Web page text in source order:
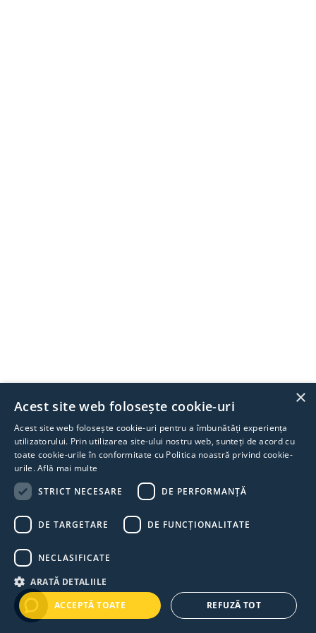
×
Acest site web folosește cookie-uri
Acest site web folosește cookie-uri pentru a îmbunătăți experiența
utilizatorului. Prin utilizarea site-ului nostru web, sunteți de acord cu
toate cookie-urile în conformitate cu Politica noastră privind cookie-
urile.Află mai multe
STRICT NECESARE
DE PERFORMANȚĂ
DE TARGETARE DE FUNCŢIONALITATE
NECLASIFICATE
ARATĂ DETALIILE
ACCEPTĂ TOATE
REFUZĂ TOT